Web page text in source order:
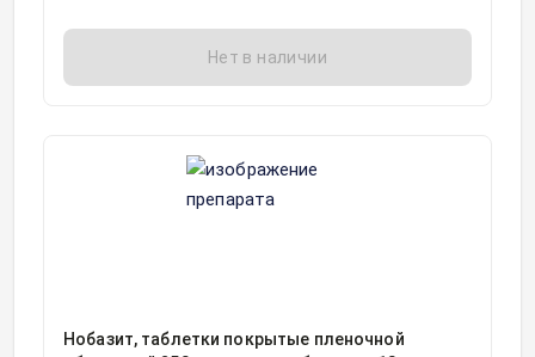
Нет в наличии
Нобазит, таблетки покрытые пленочной